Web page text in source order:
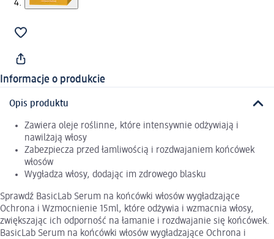
Informacje o produkcie
Opis produktu
Zawiera oleje roślinne, które intensywnie odżywiają i
nawilżają włosy
Zabezpiecza przed łamliwością i rozdwajaniem końcówek
włosów
Wygładza włosy, dodając im zdrowego blasku
Sprawdź BasicLab Serum na końcówki włosów wygładzające
Ochrona i Wzmocnienie 15ml, które odżywia i wzmacnia włosy,
zwiększając ich odporność na łamanie i rozdwajanie się końcówek.
BasicLab Serum na końcówki włosów wygładzające Ochrona i